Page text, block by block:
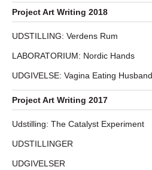
Project Art Writing 2018
UDSTILLING: Verdens Rum
LABORATORIUM: Nordic Hands
UDGIVELSE: Vagina Eating Husband
Project Art Writing 2017
Udstilling: The Catalyst Experiment
UDSTILLINGER
UDGIVELSER